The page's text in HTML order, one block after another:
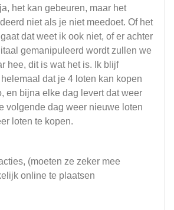
het kan gebeuren, maar het
niet als je niet meedoet. Of het
dat weet ik ook niet, of er achter
gemanipuleerd wordt zullen we
hee, dit is wat het is. Ik blijf
dat je 4 loten kan kopen
en bijna elke dag levert dat weer
volgende dag weer nieuwe loten
loten te kopen.
(moeten ze zeker mee
online te plaatsen